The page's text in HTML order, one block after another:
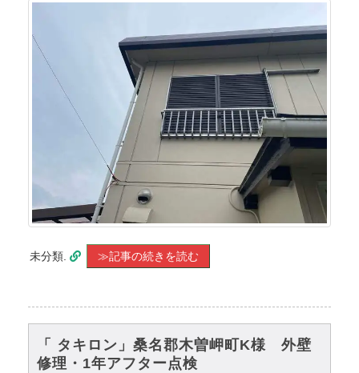
未分類. ≫記事の続きを読む
「 タキロン」桑名郡木曽岬町K様 外壁
修理・1年アフター点検